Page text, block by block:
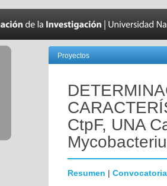
Proyectos
CtpF, UNA
Resumen | Convocatoria